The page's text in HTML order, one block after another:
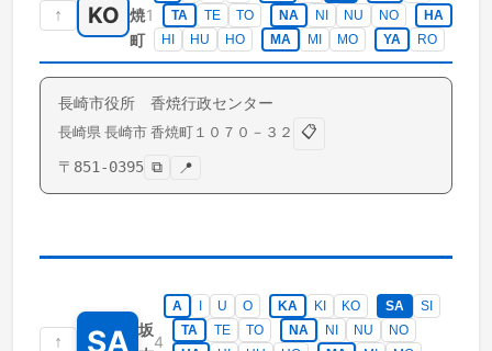
↑ KO 焼
町
1
TA
TE TO NA NI NU NO
HA
HI
HU HO MA MI MO YA RO
長崎市役所 香焼行政センター
長崎県 長崎市 香焼町 １０７０－３２
📋
〒 851-0395 ⧉ 📍
↑ SA 坂
4
A U O KA KI KO SA
SI
TA
TE TO NA NI NU
NO